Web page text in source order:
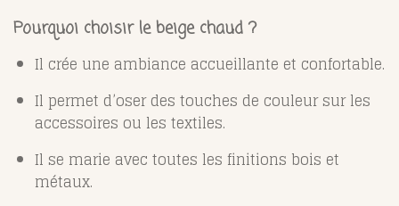
Pourquoi choisir le beige chaud ?
Il crée une ambiance accueillante et confortable.
Il permet d’oser des touches de couleur sur les
accessoires ou les textiles.
Il se marie avec toutes les finitions bois et
métaux.